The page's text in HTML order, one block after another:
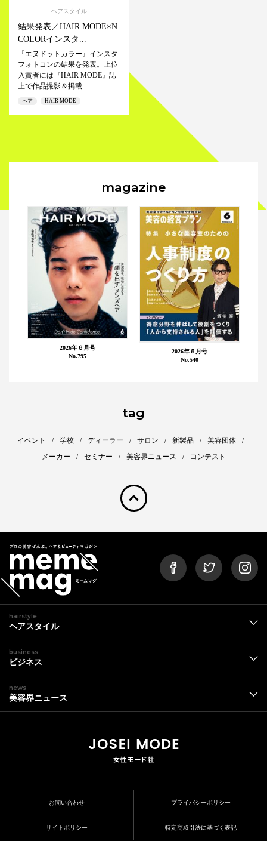
ヘアスタイル
結果発表／HAIR MODE×N.
COLORインスタ...
『エヌドットカラー』インスタ
フォトコンの結果を発表。上位
入賞者には『HAIR MODE』誌
上で作品撮影＆掲載...
ヘア HAIR MODE
magazine
2026年６月号
No.795
2026年６月号
No.540
tag
イベント 学校 ディーラー サロン 新製品
美容団体
メーカー
セミナー 美容界ニュース コンテスト
pagetop
hairstyle
ヘアスタイル
business
ビジネス
news
美容界ニュース
お問い合わせ プライバシーポリシー
サイトポリシー 特定商取引法に基づく表記